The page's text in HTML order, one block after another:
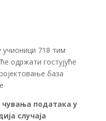
учионици 718 тим
одржати гостујуће
база
података у
случаја